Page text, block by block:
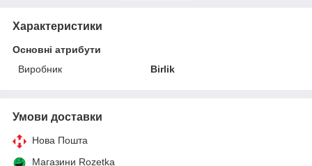
Характеристики
Основні атрибути
Виробник
Birlik
Умови доставки
Нова Пошта
Магазини Rozetka